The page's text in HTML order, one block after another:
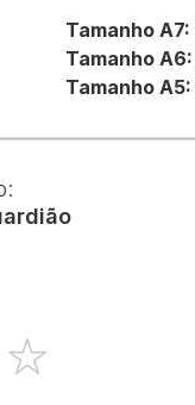
Tamanho A7:
Tamanho A6:
Tamanho A5: